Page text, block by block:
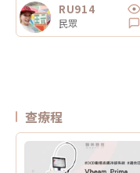
RU914
民眾
查療程